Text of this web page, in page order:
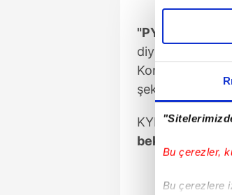
Bu çerezler,
Bu çerezlere
"PYD ile ortak
diyen Talabani,
Kongresi'nin
şeklinde
KYB Başkanı
beka"